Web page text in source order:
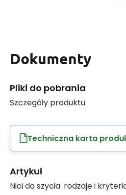
Dokumenty
Pliki do pobrania
Szczegóły produktu
Techniczna karta
Artykuł
Nici do szycia: rodzaje i